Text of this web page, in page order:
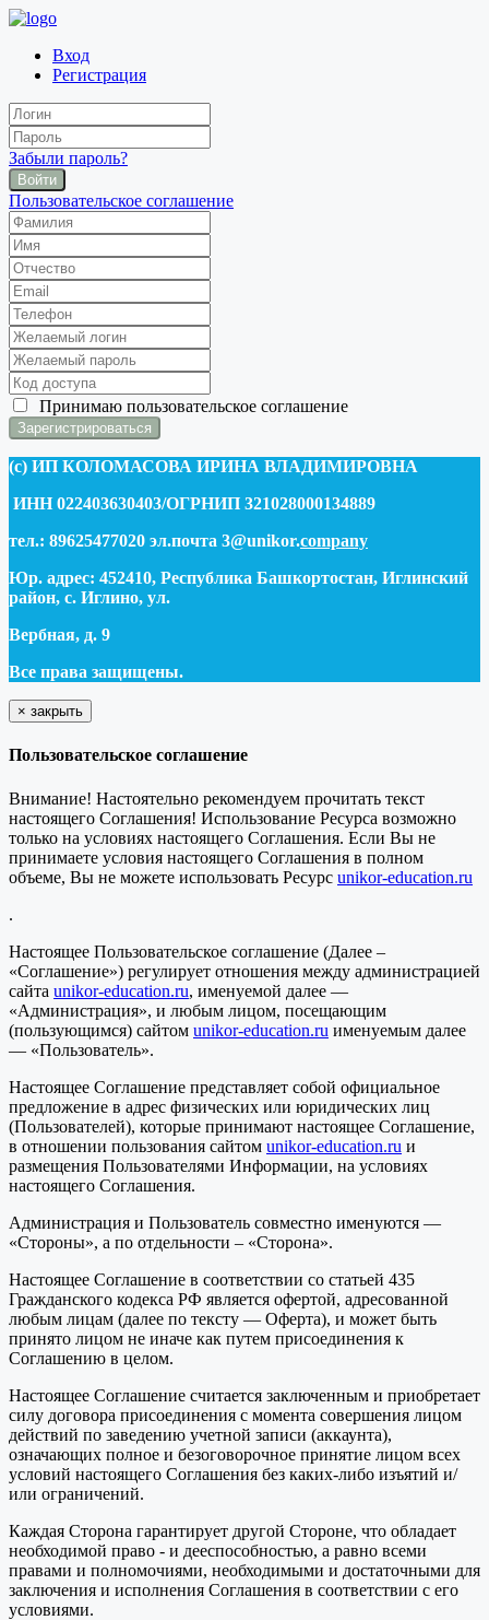
Вход
Регистрация
Забыли пароль?
Войти
Пользовательское соглашение
Принимаю пользовательское соглашение
(c) ИП КОЛОМАСОВА ИРИНА ВЛАДИМИРОВНА
ИНН 022403630403/ОГРНИП 321028000134889
тел.: 89625477020 эл.почта 3@unikor.company
Юр. адрес: 452410, Республика Башкортостан, Иглинский
район, с. Иглино, ул.
Вербная, д. 9
Все права защищены.
× закрыть
Пользовательское соглашение
Внимание! Настоятельно рекомендуем прочитать текст
настоящего Соглашения! Использование Ресурса возможно
только на условиях настоящего Соглашения. Если Вы не
принимаете условия настоящего Соглашения в полном
объеме, Вы не можете использовать Ресурс unikor-education.ru
.
Настоящее Пользовательское соглашение (Далее –
«Соглашение») регулирует отношения между администрацией
сайта unikor-education.ru, именуемой далее —
«Администрация», и любым лицом, посещающим
(пользующимся) сайтом unikor-education.ru именуемым далее
— «Пользователь».
Настоящее Соглашение представляет собой официальное
предложение в адрес физических или юридических лиц
(Пользователей), которые принимают настоящее Соглашение,
в отношении пользования сайтом unikor-education.ru и
размещения Пользователями Информации, на условиях
настоящего Соглашения.
Администрация и Пользователь совместно именуются —
«Стороны», а по отдельности – «Сторона».
Настоящее Соглашение в соответствии со статьей 435
Гражданского кодекса РФ является офертой, адресованной
любым лицам (далее по тексту — Оферта), и может быть
принято лицом не иначе как путем присоединения к
Соглашению в целом.
Настоящее Соглашение считается заключенным и приобретает
силу договора присоединения с момента совершения лицом
действий по заведению учетной записи (аккаунта),
означающих полное и безоговорочное принятие лицом всех
условий настоящего Соглашения без каких-либо изъятий и/
или ограничений.
Каждая Сторона гарантирует другой Стороне, что обладает
необходимой право - и дееспособностью, а равно всеми
правами и полномочиями, необходимыми и достаточными для
заключения и исполнения Соглашения в соответствии с его
условиями.